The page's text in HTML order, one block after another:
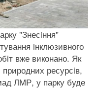
"Знесiння"
iнклюзивного
вже виконано. Як
ресурсiв,
ЛМР, у парку буде